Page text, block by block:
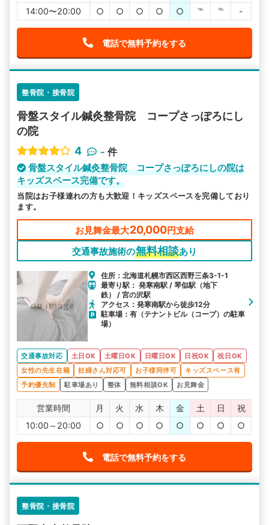
14:00〜20:00
○ ○ ○ ○ ○ ℡ ℡ -
電話で無料予約をする
整骨院・接骨院
骨盤スタイル鍼灸整骨院 コープさっぽろにし
の院
4
- 件
骨盤スタイル鍼灸整骨院 コープさっぽろにしの院は
キッズスペース完備です。
当院はお子様連れの方も大歓迎！キッズスペースを完備しており
ます。
お見舞金最大20,000円支給
交通事故施術の無料相談あり
住所：北海道札幌市西区西野三条3-1-1
最寄り駅： 発寒南駅 / 琴似駅（地下
鉄） / 宮の沢駅
アクセス：発寒南駅から徒歩12分
駐車場：有（テナントビル（コープ）の駐車
場）
交通事故対応 土日OK 土曜日OK 日曜日OK 日祝OK
祝日OK
女性の先生在籍
妊婦さん対応可 お子様同伴可
キッズスペース有
予約優先制
駐車場あり 整体 無料相談OK お見舞金
営業時間 月 火 水 木 金 土 日
祝
10:00～20:00
○ ○ ○ ○ ○ ○ ○ ○
電話で無料予約をする
整骨院・接骨院